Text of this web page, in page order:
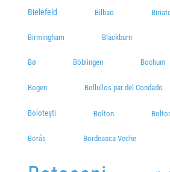
CARREFOUR
Bulevardul Dorobanților 678
Braila, Kaufland 1 Mai
STR PRINCIPALA NR4
Bielefeld Bilbao
Birmingham Blackburn
Bø Böblingen Bochum
Bogen Bollullos par del Condado
Bolotești Bolton
Borås Bordeasca Veche